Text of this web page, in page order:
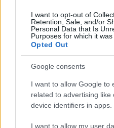
I want to opt-out of
Retention, Sale, and/or
Personal Data that Is
Purposes for which it was
Opted Out
Google consents
I want to allow Google to
related to advertising like
device identifiers in apps.
I want to allow my user
TOVÁBB OLVASOM
JNSZ megyei hírek hal,
,tisza
Siker a horogra akad –
segít megdönteni a
horgászrekordokat